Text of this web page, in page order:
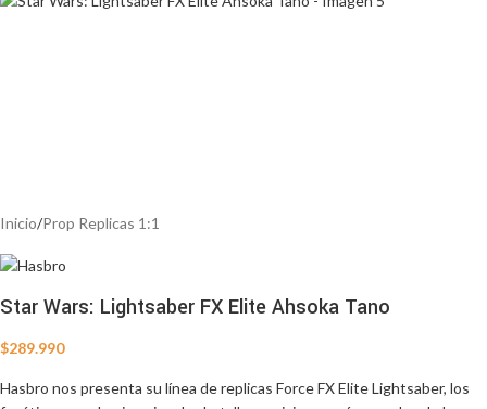
Inicio/Prop Replicas 1:1
Star Wars: Lightsaber FX Elite Ahsoka Tano
$289.990
Hasbro nos presenta su línea de replicas Force FX Elite Lightsaber, los